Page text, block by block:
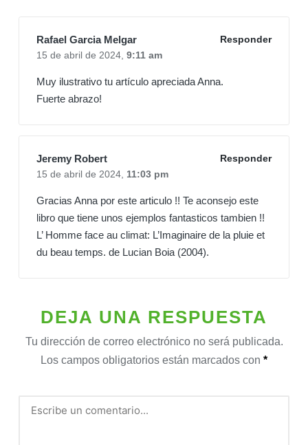
Rafael Garcia Melgar
Responder
15 de abril de 2024, 9:11 am
Muy ilustrativo tu artículo apreciada Anna.
Fuerte abrazo!
Jeremy Robert
Responder
15 de abril de 2024, 11:03 pm
Gracias Anna por este articulo !! Te aconsejo este
libro que tiene unos ejemplos fantasticos tambien !!
L’ Homme face au climat: L’Imaginaire de la pluie et
du beau temps. de Lucian Boia (2004).
DEJA UNA RESPUESTA
Tu dirección de correo electrónico no será publicada.
Los campos obligatorios están marcados con *